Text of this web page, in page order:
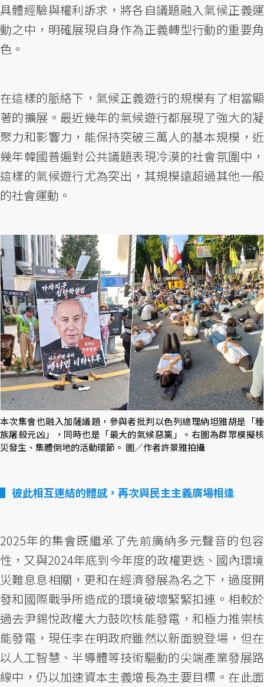
具體經驗與權利訴求，將各自議題融入氣候正義運
動之中，明確展現自身作為正義轉型行動的重要角
色。
在這樣的脈絡下，氣候正義遊行的規模有了相當顯
著的擴展。最近幾年的氣候遊行都展現了強大的凝
聚力和影響力，能保持突破三萬人的基本規模，近
幾年韓國普遍對公共議題表現冷漠的社會氛圍中，
這樣的氣候遊行尤為突出，其規模遠超過其他一般
的社會運動。
本次集會也融入加薩議題，參與者批判以色列總理納坦雅胡是「種
族屠殺元凶」，同時也是「最大的氣候惡黨」。右圖為群眾模擬核
災發生、集體倒地的活動環節。 圖／作者許景雅拍攝
彼此相互連結的體感，再次與民主主義廣場相逢
2025年的集會既繼承了先前廣納多元聲音的包容
性，又與2024年底到今年度的政權更迭、國內環境
災難息息相關，更和在經濟發展為名之下，過度開
發和國際戰爭所造成的環境破壞緊緊扣連。相較於
過去尹錫悅政權大力鼓吹核能發電，和極力推崇核
能發電，現任李在明政府雖然以新面貌登場，但在
以人工智慧、半導體等技術驅動的尖端產業發展路
線中，仍以加速資本主義增長為主要目標。在此面